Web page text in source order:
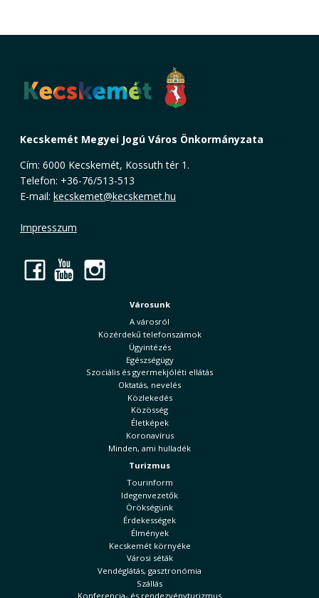
Kecskemét Megyei Jogú Város Önkormányzata
Cím: 6000 Kecskemét, Kossuth tér 1.
Telefon: +36-76/513-513
E-mail: kecskemet@kecskemet.hu
Impresszum
Facebook
YouTube
Városunk
A városról
Közérdekű telefonszámok
Ügyintézés
Egészségügy
Szociális és gyermekjóléti ellátás
Oktatás, nevelés
Közlekedés
Közösség
Életképek
Koronavírus
Minden, ami hulladék
Turizmus
Tourinform
Idegenvezetők
Örökségünk
Érdekességek
Élmények
Kecskemét környéke
Városi séták
Vendéglátás, gasztronómia
Szállás
Konferencia- és rendezvényturizmus